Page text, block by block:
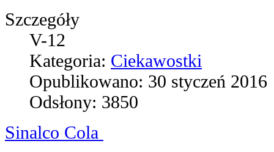
Szczegóły
V-12
Kategoria: Ciekawostki
Opublikowano: 30 styczeń 2016
Odsłony: 3850
Sinalco Cola